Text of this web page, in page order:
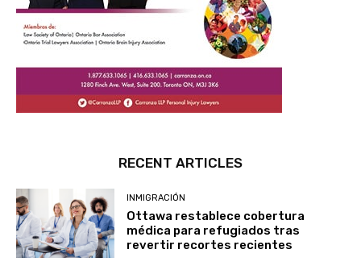
RECENT ARTICLES
INMIGRACIÓN
Ottawa restablece cobertura
médica para refugiados tras
revertir recortes recientes